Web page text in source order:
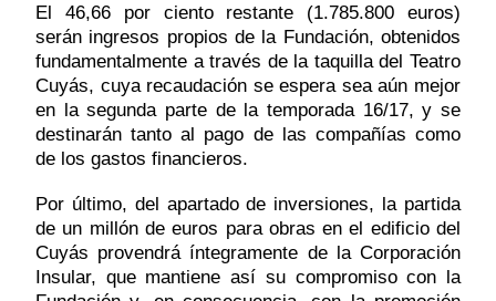
El 46,66 por ciento restante (1.785.800 euros)
serán ingresos propios de la Fundación, obtenidos
fundamentalmente a través de la taquilla del Teatro
Cuyás, cuya recaudación se espera sea aún mejor
en la segunda parte de la temporada 16/17, y se
destinarán tanto al pago de las compañías como
de los gastos financieros.
Por último, del apartado de inversiones, la partida
de un millón de euros para obras en el edificio del
Cuyás provendrá íntegramente de la Corporación
Insular, que mantiene así su compromiso con la